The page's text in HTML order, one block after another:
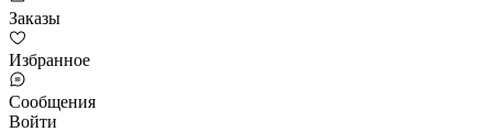
Заказы
Избранное
Сообщения
Войти